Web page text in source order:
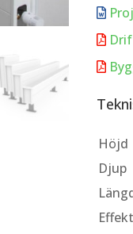



Höjd
Djup
Effekt